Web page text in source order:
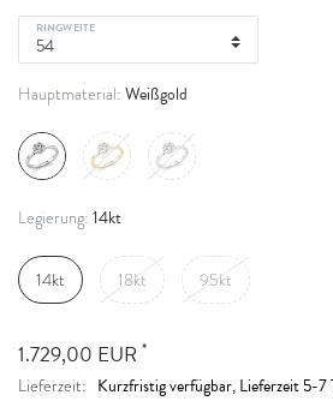
RINGWEITE
Hauptmaterial: Weißgold
Legierung: 14kt
14kt 18kt 95kt
1.729,00 EUR *
Lieferzeit: Kurzfristig verfügbar, Lieferzeit 5-7